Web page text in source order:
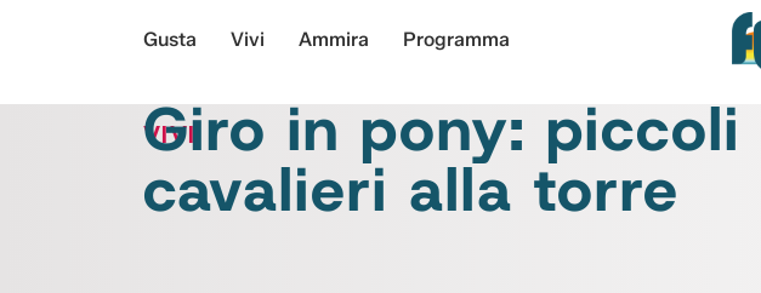
Gusta Vivi Ammira Programma
VIVI
Giro in pony: piccoli
cavalieri alla torre